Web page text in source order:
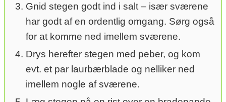
Gnid stegen godt ind i salt – især sværene
har godt af en ordentlig omgang. Sørg også
for at komme ned imellem sværene.
Drys herefter stegen med peber, og kom
evt. et par laurbærblade og nelliker ned
imellem nogle af sværene.